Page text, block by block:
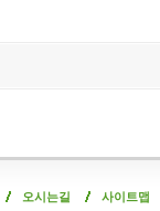
오시는길 사이트맵